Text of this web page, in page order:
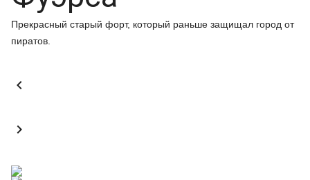
Прекрасный старый форт, который раньше защищал город от
пиратов.

